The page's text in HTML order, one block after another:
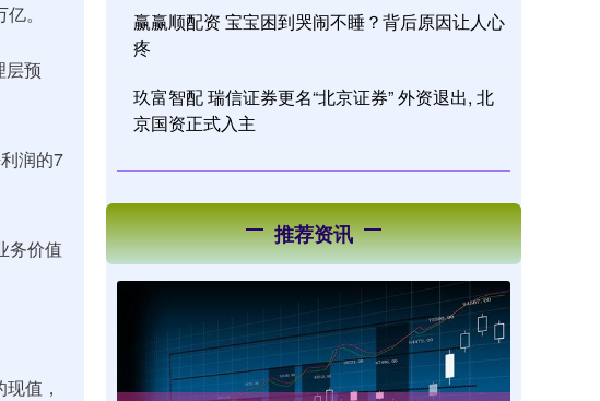
。
层预
润的7
务价值
值，
赢赢顺配资 宝宝困到哭闹不睡？背后原因让人心
疼
玖富智配 瑞信证券更名“北京证券” 外资退出, 北
京国资正式入主
推荐资讯